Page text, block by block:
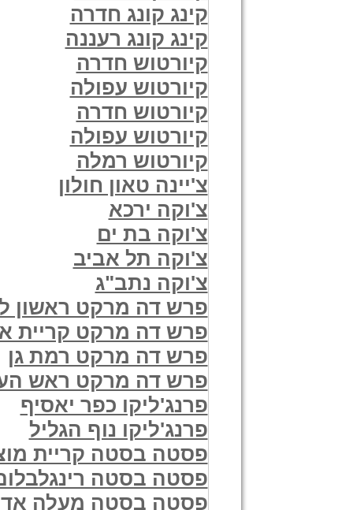
קינג קונג חדרה
קינג קונג רעננה
קיורטוש חדרה
קיורטוש עפולה
קיורטוש חדרה
קיורטוש עפולה
קיורטוש רמלה
צ'יינה טאון חולון
צ'וקה ירכא
צ'וקה בת ים
צ'וקה תל אביב
צ'וקה נתב"ג
פרש דה מרקט ראשון
פרש דה מרקט קריית
פרש דה מרקט רמת גן
פרש דה מרקט ראש
פרנג'ליקו כפר יאסיף
פרנג'ליקו נוף הגליל
פסטה בסטה קריית
פסטה בסטה
פסטה בסטה מעלה